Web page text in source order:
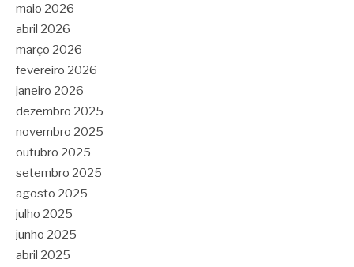
maio 2026
abril 2026
março 2026
fevereiro 2026
janeiro 2026
dezembro 2025
novembro 2025
outubro 2025
setembro 2025
agosto 2025
julho 2025
junho 2025
abril 2025